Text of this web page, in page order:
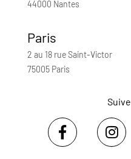
44000 Nantes
Paris
2 au 18 rue Saint-Victor
75005 Paris